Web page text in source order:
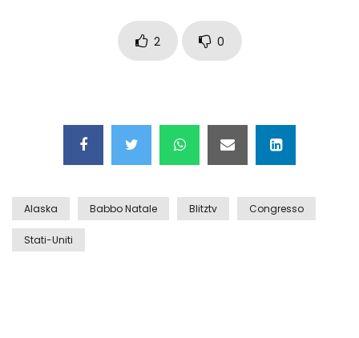
Esplode cabina elettrica sotterranea
2 0
Alaska Babbo Natale Blitztv Congresso
Stati-Uniti